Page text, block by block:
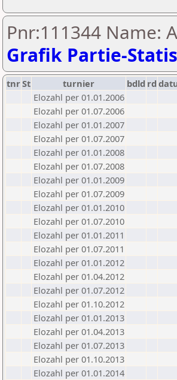
Pnr:111344 Name:
Grafik Partie-
tnrSt turnier bdld rd
Elozahl per 01.01.2006
Elozahl per 01.07.2006
Elozahl per 01.01.2007
Elozahl per 01.07.2007
Elozahl per 01.01.2008
Elozahl per 01.07.2008
Elozahl per 01.01.2009
Elozahl per 01.07.2009
Elozahl per 01.01.2010
Elozahl per 01.07.2010
Elozahl per 01.01.2011
Elozahl per 01.07.2011
Elozahl per 01.01.2012
Elozahl per 01.04.2012
Elozahl per 01.07.2012
Elozahl per 01.10.2012
Elozahl per 01.01.2013
Elozahl per 01.04.2013
Elozahl per 01.07.2013
Elozahl per 01.10.2013
Elozahl per 01.01.2014